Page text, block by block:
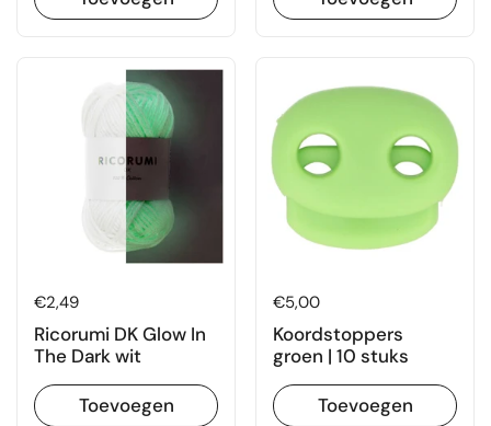
Prijs:
€2,49
Ricorumi DK Glow In
The Dark wit
Toevoegen
Prijs:
€5,00
Koordstoppers
groen | 10 stuks
Toevoegen